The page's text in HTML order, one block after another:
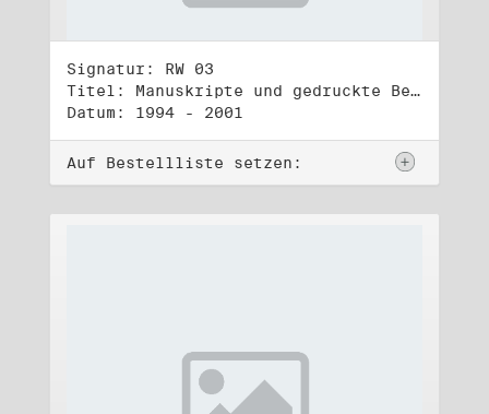
Signatur: RW 03
Titel: Manuskripte und gedruckte Belege (3)
Datum: 1994 - 2001
Auf Bestellliste setzen: